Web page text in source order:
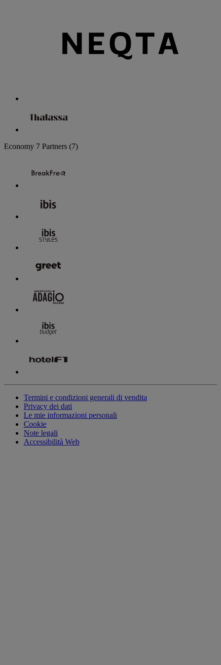
Economy 7 Partners (7)
Termini e condizioni generali di vendita
Privacy dei dati
Le mie informazioni personali
Cookie
Note legali
Accessibilità Web